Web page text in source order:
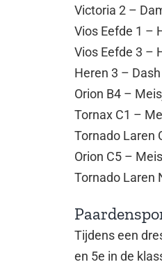
Victoria 2 –
Vios Eefde 1 –
Vios Eefde 3 –
Heren 3 –
Orion B4 –
Tornax C1 –
Tornado Laren
Orion C5 –
Tornado Laren
Tijdens een
en 5e in de